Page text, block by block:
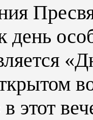
день
этот